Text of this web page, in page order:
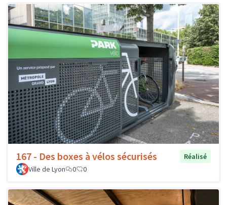
167 - Des boxes à vélos sécurisés
Réalisé
Ville de Lyon
0 0